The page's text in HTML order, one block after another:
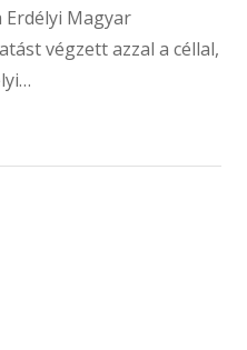
Magyar
végzett azzal a céllal,